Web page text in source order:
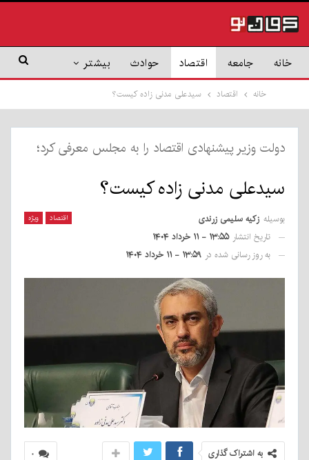
خانه جامعه اقتصاد حوادث بیشتر
خانه اقتصاد سیدعلی مدنی زاده کیست؟
دولت وزیر پیشنهادی اقتصاد را به مجلس معرفی کرد؛
سیدعلی مدنی زاده کیست؟
اقتصاد ویژه بوسیله زکیه سلیمی زرندی
تاریخ انتشار ۱۳:۵۵ - ۱۱ خرداد ۱۴۰۴
به روز رسانی شده در ۱۳:۵۹ - ۱۱ خرداد ۱۴۰۴
۰ به اشتراک گذاری